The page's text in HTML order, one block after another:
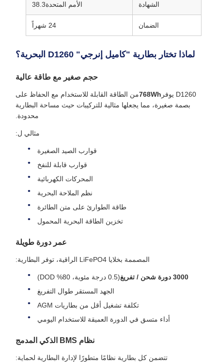
الشهادة الأمم المتحدة38.3
الضمان 24 شهراً
لماذا تختار بطارية "كاميل إنرجي" D1260 البحرية؟
حجم صغير مع طاقة عالية
D1260 يوفر 768Whمن الطاقة القابلة للاستخدام مع الحفاظ على
بصمة صغيرة، مما يجعلها مثالية للتركيبات حيث مساحة البطارية
محدودة.
مثالي ل:
قوارب الصيد الصغيرة
قوارب قابلة للنفخ
المحركات الكهربائية
نظم الملاحة البحرية
طاقة الطوارئ على متن الطائرة
تخزين الطاقة البحرية المحمول
عمر دورة طويلة
المصممة بخلايا LiFePO4 الراقية، توفر البطارية:
3000 دورة شحن / تفريغ
(0.5 درجة مئوية، 80% DOD)
الجهد المستقر طوال التفريغ
تكلفة تشغيل أقل من بطاريات AGM
أداء متسق في الدورة العميقة للاستخدام اليومي
نظام BMS الذكي المدمج
تتضمن كل بطارية نظامًا متطورًا لإدارة البطارية لحماية: